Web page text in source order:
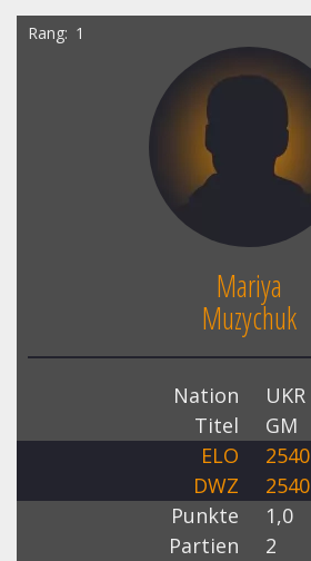
Rang 1
Mariya
Muzychuk
Nation
UKR
Titel
GM
ELO
2540
DWZ
2540
Punkte
1,0
Partien
2